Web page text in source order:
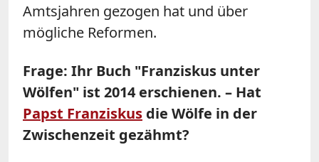
Amtsjahren gezogen hat und über
mögliche Reformen.
Frage: Ihr Buch "Franziskus unter
Wölfen" ist 2014 erschienen. – Hat
Papst Franziskus die Wölfe in der
Zwischenzeit gezähmt?